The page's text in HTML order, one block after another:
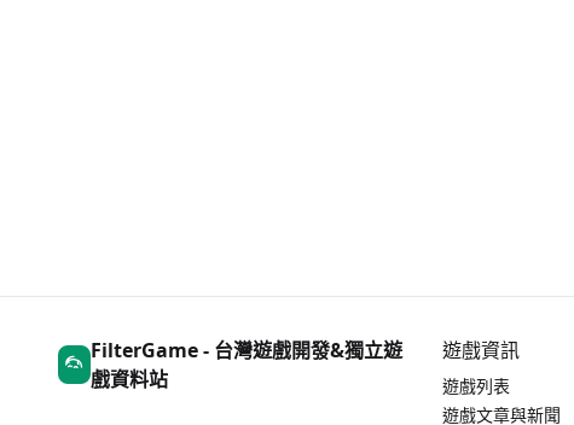
FilterGame - 台灣遊戲開發&獨立遊
戲資料站
遊戲資訊
遊戲列表
遊戲文章與新聞